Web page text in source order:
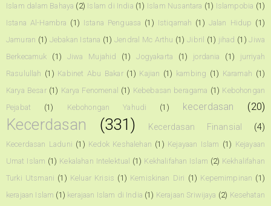
Islam dalam Bahaya (2) Islam di India (1) Islam Nusantara (1) Islampobia (1)
Istana Al-Hambra (1) Istana Penguasa (1) Istiqamah (1) Jalan Hidup (1)
Jamuran (1) Jebakan Istana (1) Jendral Mc Arthu (1) Jibril (1) jihad (1) Jiwa
Berkecamuk
(1) Jiwa Mujahid (1) Jogyakarta (1) jordania (1)
jurriyah
Rasulullah (1) Kabinet Abu Bakar (1) Kajian (1) kambing (1) Karamah (1)
Karya Besar (1) Karya Fenomenal (1) Kebebasan beragama (1) Kebohongan
Pejabat
(1) Kebohongan Yahudi (1) kecerdasan (20)
Kecerdasan (331) Kecerdasan Finansial (4)
Kecerdasan Laduni (1) Kedok Keshalehan (1) Kejayaan Islam (1) Kejayaan
Umat Islam (1) Kekalahan Intelektual (1) Kekhalifahan Islam (2) Kekhalifahan
Turki Utsmani (1) Keluar Krisis (1) Kemiskinan Diri (1) Kepemimpinan (1)
kerajaan Islam (1) kerajaan Islam di India (1) Kerajaan Sriwijaya (2) Kesehatan